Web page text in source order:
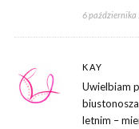
6 października
KAY
Uwielbiam
letnim –